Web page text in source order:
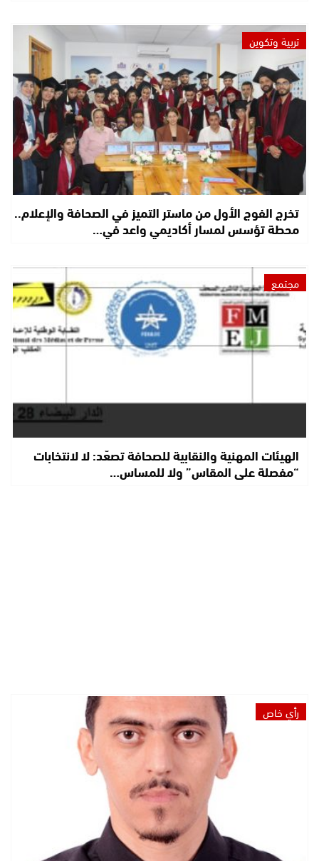
تربية وتكوين
تخرج الفوج الأول من ماستر التميز في الصحافة والإعلام..
محطة تؤسس لمسار أكاديمي واعد في…
مجتمع
الهيئات المهنية والنقابية للصحافة تصعّد: لا لانتخابات
“مفصلة على المقاس” ولا للمساس…
رأي خاص